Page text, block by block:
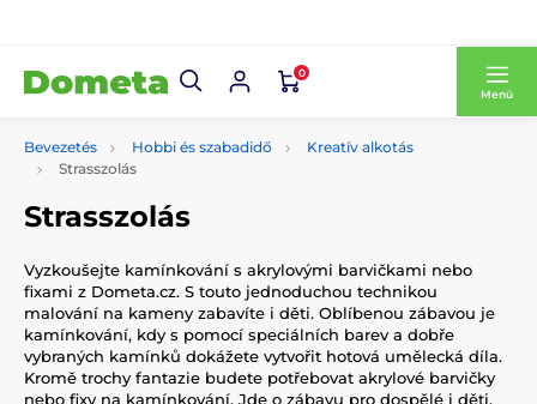
0
Menü
Bevezetés Hobbi és szabadidő
Kreatív alkotás
Strasszolás
Strasszolás
Vyzkoušejte kamínkování s akrylovými barvičkami nebo
fixami z Dometa.cz. S touto jednoduchou technikou
malování na kameny zabavíte i děti. Oblíbenou zábavou je
kamínkování, kdy s pomocí speciálních barev a dobře
vybraných kamínků dokážete vytvořit hotová umělecká díla.
Kromě trochy fantazie budete potřebovat akrylové barvičky
nebo fixy na kamínkování. Jde o zábavu pro dospělé i děti,